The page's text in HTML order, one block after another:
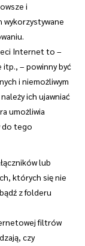
i
wykorzystywane
Internet to –
itp., – powinny być
i niemożliwym
ich ujawniać
umożliwia
do tego
lub
których się nie
z folderu
filtrów
czy